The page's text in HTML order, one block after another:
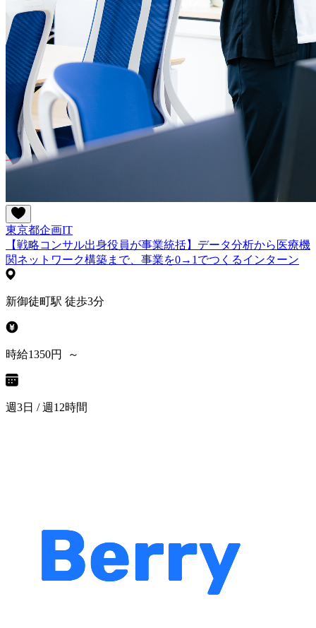
東京都企画IT
【戦略コンサル出身役員が事業統括】データ分析から医療機
関ネットワーク構築まで、事業を0→1でつくるインターン
新御徒町駅 徒歩3分
時給1350円 ～
週3日 / 週12時間